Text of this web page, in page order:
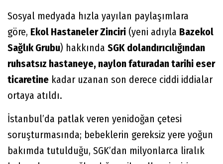
Sosyal medyada hızla yayılan paylaşımlara
göre, Ekol Hastaneler Zinciri (yeni adıyla Bazekol
Sağlık Grubu) hakkında SGK dolandırıcılığından
ruhsatsız hastaneye, naylon faturadan tarihi eser
ticaretine kadar uzanan son derece ciddi iddialar
ortaya atıldı.
İstanbul’da patlak veren yenidoğan çetesi
soruşturmasında; bebeklerin gereksiz yere yoğun
bakımda tutulduğu, SGK’dan milyonlarca liralık